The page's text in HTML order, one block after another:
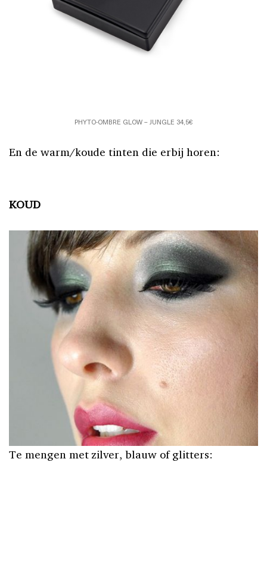
PHYTO-OMBRE GLOW – JUNGLE 34,5€
En de warm/koude tinten die erbij horen:
KOUD
Te mengen met zilver, blauw of glitters: